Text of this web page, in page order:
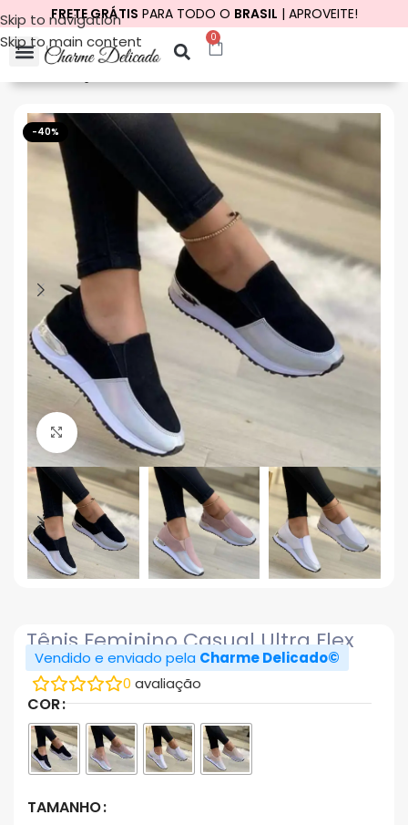
Skip to navigation
Skip to main content
FRETE GRÁTIS PARA TODO O BRASIL | APROVEITE!
0
-40%
Click to enlarge
Tênis Feminino Casual Ultra Flex
Vendido e enviado pela Charme Delicado©
0 avaliação
COR
TAMANHO